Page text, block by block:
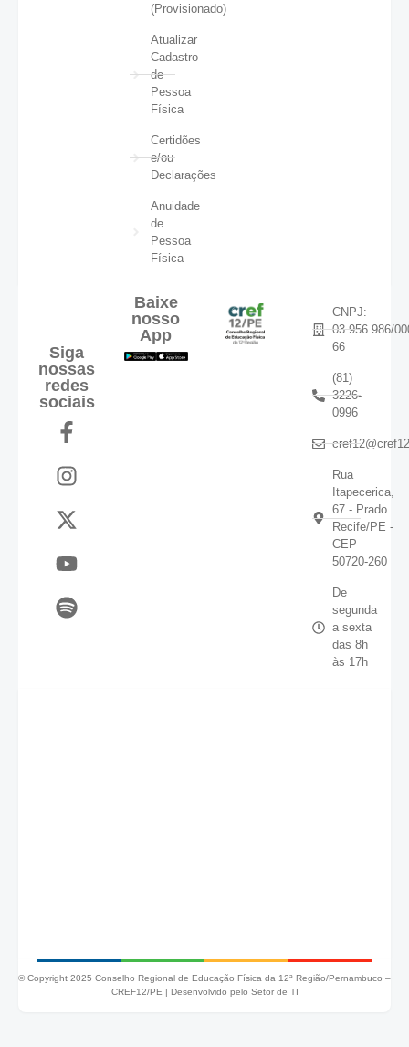
(Provisionado)
Atualizar
Cadastro
de
Pessoa
Física
Certidões
e/ou
Declarações
Anuidade
de
Pessoa
Física
Siga
nossas
redes
sociais
Baixe
nosso
App
CNPJ:
03.956.986/
66
(81)
3226-
0996
Rua
Itapecerica,
67 - Prado
Recife/PE -
CEP
50720-260
De
segunda
a sexta
das 8h
às 17h
© Copyright 2025 Conselho Regional de Educação Física da 12ª Região/Pernambuco –
CREF12/PE | Desenvolvido pelo Setor de TI